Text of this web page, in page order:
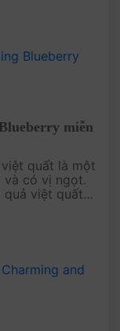
miễn
quất là một
và có vị ngọt.
quả việt quất